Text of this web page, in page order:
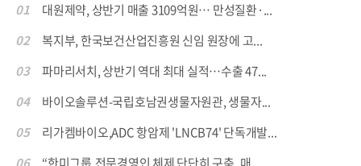
01
대원제약, 상반기 매출 3109억원… 만성질환·...
02
복지부, 한국보건산업진흥원 신임 원장에 고...
03
파마리서치, 상반기 역대 최대 실적…수출 47...
04
바이오솔루션-국립호남권생물자원관, 생물자...
05
리가켐바이오,ADC 항암제 'LNCB74' 단독개발...